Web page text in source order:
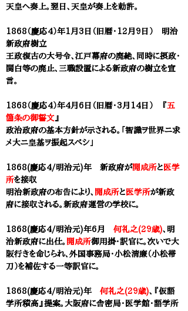
天皇へ奏上。翌日、天皇が奏上を勅許。
1868（慶応4）年1月3日（旧暦・12月9日） 明治
新政府樹立
王政復古の大号令、江戸幕府の廃絶、同時に摂政・
関白等の廃止、三職設置による新政府の樹立を宣
言。
1868（慶応4）年4月6日（旧暦・3月14日） 『五
箇条の御誓文』
政治政府の基本方針が示される。「智識ヲ世界ニ求
メ大ニ皇基ヲ振起スべシ」
1868(慶応4/明治元)年 新政府が開成所と 医学
所を接収
明治新政府の布告により、 開成所と 医学所が新政
府に接収される。新政府運営の学校に。
1868(慶応4/明治元)年6月 何礼之(29歳)、明
治新政府に出仕。 開成所御用掛・訳官に。次いで大
阪行きを命じられ、外国事務局・小松清廉（小松帯
刀）を補佐する一等訳官に。
1868(慶応4/明治元)年 何礼之(29歳)、『仮語
学所積高』提案。大阪府に舎密局・医学館・語学所